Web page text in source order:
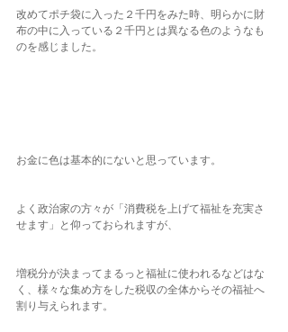
改めてポチ袋に入った２千円をみた時、明らかに財
布の中に入っている２千円とは異なる色のようなも
のを感じました。
お金に色は基本的にないと思っています。
よく政治家の方々が「消費税を上げて福祉を充実さ
せます」と仰っておられますが、
増税分が決まってまるっと福祉に使われるなどはな
く、様々な集め方をした税収の全体からその福祉へ
割り与えられます。